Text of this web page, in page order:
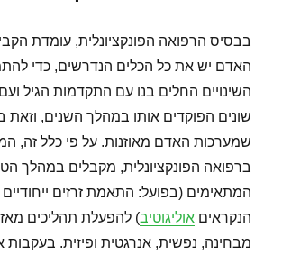
בבסיס הרפואה הפונקציונלית, עומדת
האדם יש את כל הכלים הנדרשים, כדי
השינויים החלים בנו עם התקדמות הגיל
שונים הפוקדים אותו במהלך השנים, וזאת
שמערכות האדם מאוזנות. על פי כלל זה,
ברפואה הפונקציונלית, מקבלים במהלך
המתאימים (בפועל: התאמת זרזים ייחודיים
הנקראיםאוליגוטיב) להפעלת תהליכים
מבחינה, נפשית, אנרגטית ופיזית. בעקבות